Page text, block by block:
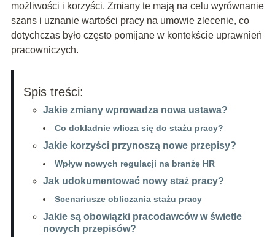
możliwości i korzyści. Zmiany te mają na celu wyrównanie
szans i uznanie wartości pracy na umowie zlecenie, co
dotychczas było często pomijane w kontekście uprawnień
pracowniczych.
Spis treści:
Jakie zmiany wprowadza nowa ustawa?
Co dokładnie wlicza się do stażu pracy?
Jakie korzyści przynoszą nowe przepisy?
Wpływ nowych regulacji na branżę HR
Jak udokumentować nowy staż pracy?
Scenariusze obliczania stażu pracy
Jakie są obowiązki pracodawców w świetle
nowych przepisów?